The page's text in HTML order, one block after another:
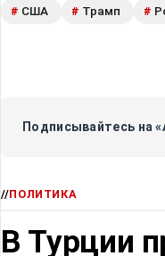
# США # Трамп #
Подписывайтесь на
//ПОЛИТИКА
В Турции